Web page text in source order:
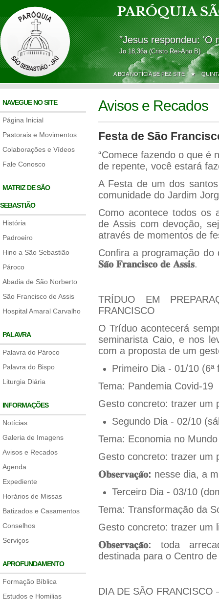
PARÓQUIA
"Jesus respondeu: 'O
Jo 18,36a (Cristo Rei-Ano B)
A BOA NOTÍCIA SE FEZ SITE ★
NAVEGUE NO SITE
Página Inicial
Pastorais e Movimentos
Colaborações e Vídeos
Fale Conosco
MATRIZ DE SÃO
SEBASTIÃO
História
Padroeiro
Hino a São Sebastião
Pároco
Abadia de São Norberto
São Francisco de Assis
Hospital Amaral Carvalho
PALAVRA
Palavra do Pároco
Palavra do Bispo
Liturgia Diária
INFORMAÇÕES
Notícias
Galeria de Imagens
Avisos e Recados
Agenda
Expediente
Horários de Missas
Batizados e Casamentos
Conselhos
Serviços
APROFUNDAMENTO
Formação Bíblica
Estudos e Homilias
Avisos e Recados
Festa de São
“Comece fazendo o que é
de repente, você estará
A Festa de um dos
comunidade do Jardim
Como acontece todos os
de Assis com devoção,
através de momentos de
Confira a programação
𝐒𝐚𝐨 𝐅𝐫𝐚𝐧𝐜𝐢𝐬𝐜𝐨 𝐝𝐞 𝐀𝐬𝐬𝐢𝐬.
TRÍDUO EM
FRANCISCO
O Tríduo acontecerá
seminarista Caio, e nos
com a proposta de um
Primeiro Dia - 01/10 (6ª
Tema: Pandemia Covid-19
Gesto concreto: trazer um
Segundo Dia - 02/10
Tema: Economia no Mundo
Gesto concreto: trazer um
𝐎𝐛𝐬𝐞𝐫𝐯𝐚𝐜𝐚𝐨: nesse dia, a
Terceiro Dia - 03/10
Tema: Transformação da
Gesto concreto: trazer um
𝐎𝐛𝐬𝐞𝐫𝐯𝐚𝐜𝐚𝐨: toda
destinada para o Centro
DIA DE SÃO FRANCISCO